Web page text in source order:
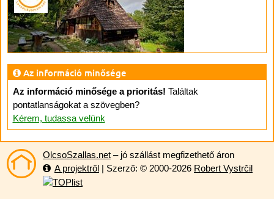
Az információ minősége
Az információ minősége a prioritás! Találtak
pontatlanságokat a szövegben?
Kérem, tudassa velünk
OlcsoSzallas.net – jó szállást megfizethető áron
A projektről | Szerző: © 2000-2026 Robert Vystrčil